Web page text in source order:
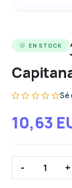
EN STOCK
Sé
10,63
- +